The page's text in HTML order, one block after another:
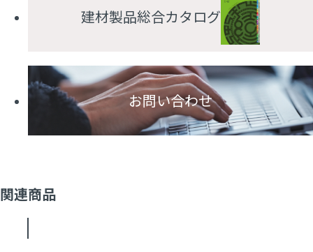
建材製品総合カタログ
お問い合わせ
関連商品